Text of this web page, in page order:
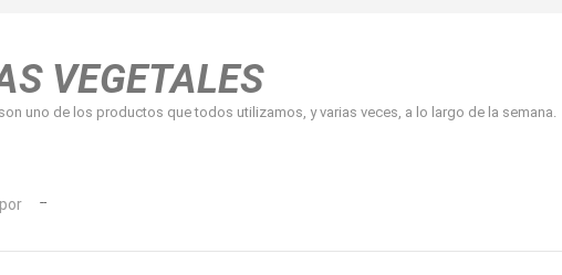
VEGETALES
uno de los productos que todos utilizamos, y varias veces, a lo largo de la semana.
--